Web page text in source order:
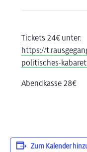
Tickets 24€unter:
https://
politisches-
Abendkasse 28€
Zum Kalender